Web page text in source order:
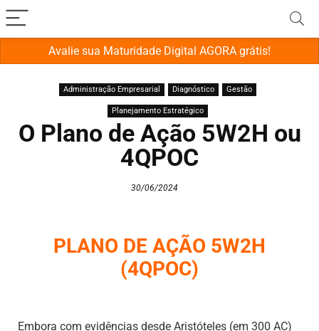
Avalie sua Maturidade Digital AGORA grátis!
Administração Empresarial Diagnóstico Gestão
Planejamento Estratégico
O Plano de Ação 5W2H ou
4QPOC
30/06/2024
PLANO DE AÇÃO 5W2H
(4QPOC)
Embora com evidências desde Aristóteles (em 300 AC)